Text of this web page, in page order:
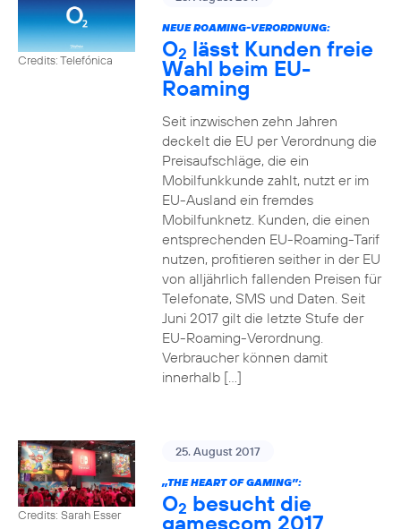
Credits: Telefónica
NEUE ROAMING-VERORDNUNG:
O2 lässt Kunden freie
Wahl beim EU-
Roaming
Seit inzwischen zehn Jahren
deckelt die EU per Verordnung die
Preisaufschläge, die ein
Mobilfunkkunde zahlt, nutzt er im
EU-Ausland ein fremdes
Mobilfunknetz. Kunden, die einen
entsprechenden EU-Roaming-Tarif
nutzen, profitieren seither in der EU
von alljährlich fallenden Preisen für
Telefonate, SMS und Daten. Seit
Juni 2017 gilt die letzte Stufe der
EU-Roaming-Verordnung.
Verbraucher können damit
innerhalb […]
Credits: Sarah Esser
25. August 2017
„THE HEART OF GAMING”:
O2 besucht die
gamescom 2017